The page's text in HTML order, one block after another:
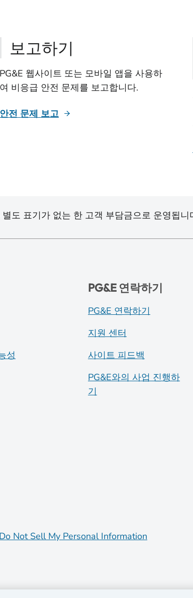
보고하기
PG&E 웹사이트 또는 모바일 앱을 사용하
여 비응급 안전 문제를 보고합니다.
안전 문제 보고
도 표기가 없는 한 고객 부담금으로 운영됩니
성
PG&E 연락하기
PG&E 연락하기
지원 센터
사이트 피드백
PG&E와의 사업 진행하
기
Do Not Sell My Personal Information